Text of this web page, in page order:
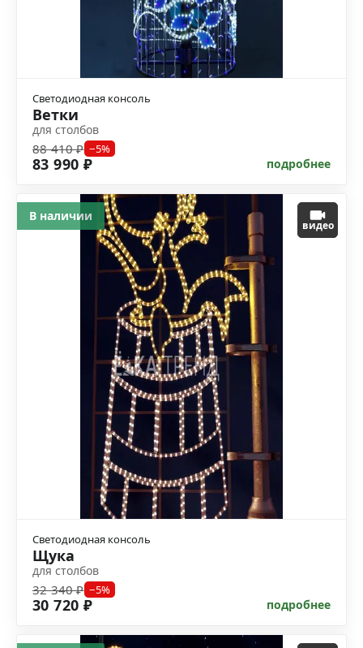
Светодиодная консоль
Ветки
для столбов
88 410 ₽ −5%
83 990 ₽ подробнее
видео
Светодиодная консоль
Щука
для столбов
32 340 ₽ −5%
30 720 ₽ подробнее
В наличии